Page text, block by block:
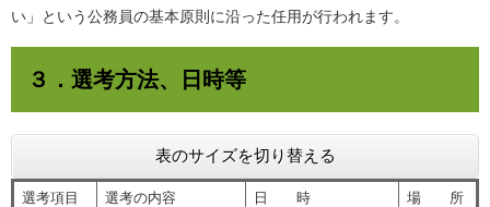
い」という公務員の基本原則に沿った任用が行われます。
３．選考方法、日時等
表のサイズを切り替える
選考項目 選考の内容 日 時 場 所